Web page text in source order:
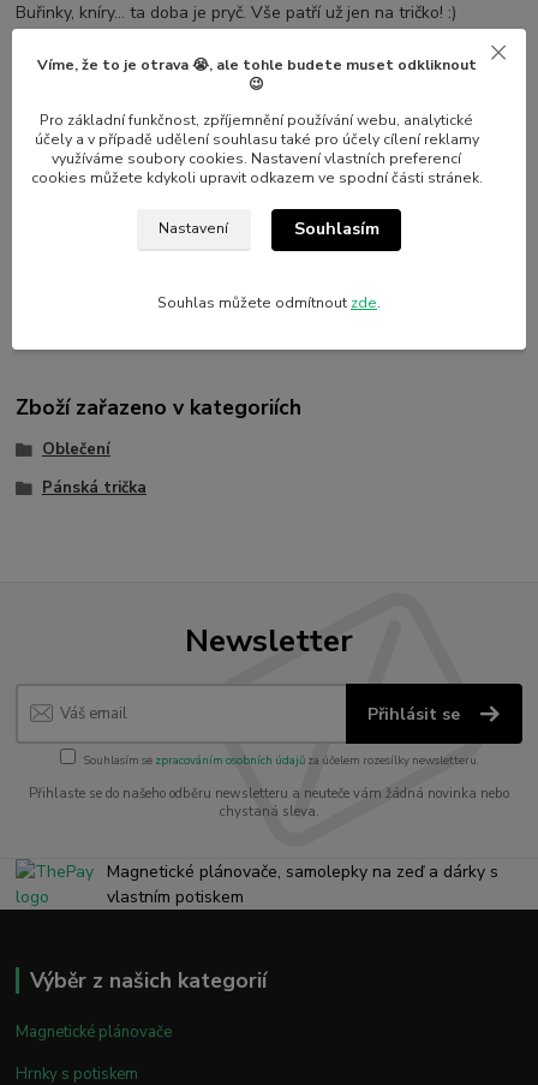
Buřinky, kníry... ta doba je pryč. Vše patří už jen na tričko! :)
Materiál 100% bavlna. Pere se naruby do 40°C. Při žehlení se
vyvarujte styku žehličky s motivem.
Parametry
Nalepshop
Zboží zařazeno v kategoriích
Oblečení
Pánská trička
Newsletter
Přihlásit se
Souhlasím se zpracováním osobních údajůza účelem rozesílky newsletteru.
Přihlaste se do našeho odběru newsletteru a neuteče vám žádná novinka nebo
chystaná sleva.
Magnetické plánovače, samolepky na zeď a dárky s
vlastním potiskem
Výběr z našich kategorií
Magnetické plánovače
Hrnky s potiskem
Víme, že to je otrava 😭, ale tohle budete muset odkliknout
😉
Pro základní funkčnost, zpříjemnění používání webu, analytické
účely a v případě udělení souhlasu také pro účely cílení reklamy
využíváme soubory cookies. Nastavení vlastních preferencí
cookies můžete kdykoli upravit odkazem ve spodní části stránek.
Nastavení Souhlasím
Souhlas můžete odmítnout zde.